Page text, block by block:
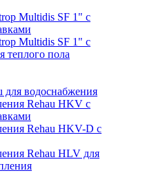
Multidis SF 1" с
Multidis SF 1" с
теплого пола
для водоснабжения
Rehau HKV с
Rehau HKV-D с
Rehau HLV для